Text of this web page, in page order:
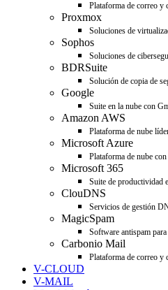
Plataforma de correo y
Proxmox
Soluciones de
Sophos
Soluciones de
BDRSuite
Solución de copia de
Google
Suite en la nube con
Amazon AWS
Plataforma de nube
Microsoft Azure
Plataforma de nube
Microsoft 365
Suite de productividad
ClouDNS
Servicios de gestión
MagicSpam
Software antispam
Carbonio Mail
Plataforma de correo y
V-CLOUD
V-MAIL